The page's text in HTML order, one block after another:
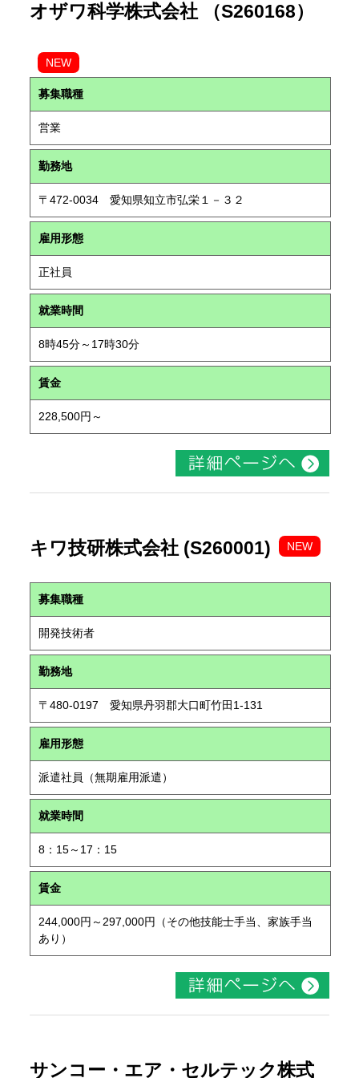
オザワ科学株式会社 （S260168）
NEW
募集職種
営業
勤務地
〒472-0034 愛知県知立市弘栄１－３２
雇用形態
正社員
就業時間
8時45分～17時30分
賃金
228,500円～
キワ技研株式会社 (S260001) NEW
募集職種
開発技術者
勤務地
〒480-0197 愛知県丹羽郡大口町竹田1-131
雇用形態
派遣社員（無期雇用派遣）
就業時間
8：15～17：15
賃金
244,000円～297,000円（その他技能士手当、家族手当
あり）
サンコー・エア・セルテック株式